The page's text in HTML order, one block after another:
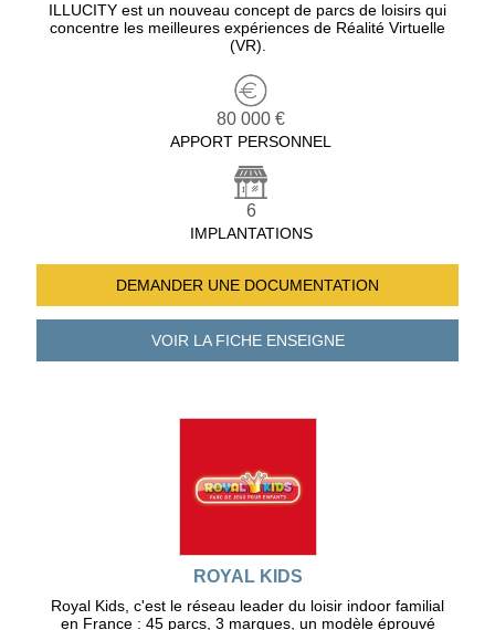
ILLUCITY est un nouveau concept de parcs de loisirs qui
concentre les meilleures expériences de Réalité Virtuelle
(VR).
80 000 €
APPORT PERSONNEL
6
IMPLANTATIONS
DEMANDER UNE DOCUMENTATION
VOIR LA FICHEENSEIGNE
ROYAL KIDS
Royal Kids, c'est le réseau leader du loisir indoor familial
en France : 45 parcs, 3 marques, un modèle éprouvé